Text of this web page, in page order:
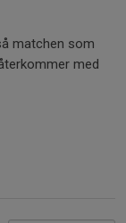
matchen som
med